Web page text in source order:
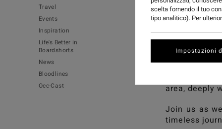
Travel
Events
Inspiration
Life's Better in
Boardshorts
News
Bloodlines
Occ-Cast
'Gaabala
area, deeply
Join us as
timeless
scelta fornendo il tuo
tipo analitico). Per
Impostazioni